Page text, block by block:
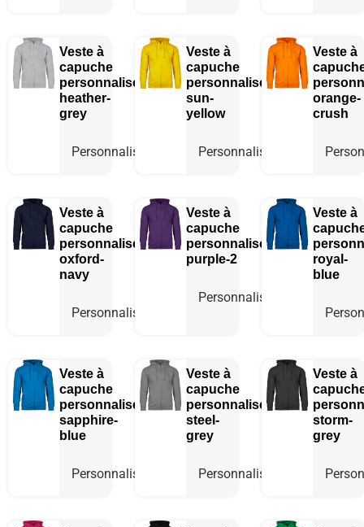
Veste à
capuche
personnalisée
heather-
grey
Personnaliser
Veste à
capuche
personnalisée
sun-
yellow
Personnaliser
Veste à
orange-
crush
Veste à
capuche
personnalisée
oxford-
navy
Personnaliser
Veste à
capuche
personnalisée
purple-2
Personnaliser
Veste à
royal-
blue
Veste à
capuche
personnalisée
sapphire-
blue
Personnaliser
Veste à
capuche
personnalisée
steel-
grey
Personnaliser
Veste à
storm-
grey